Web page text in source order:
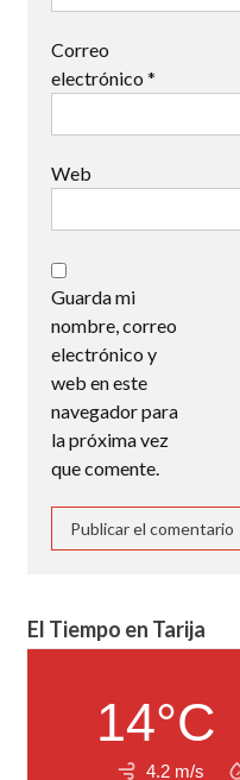
Correo
electrónico *
Web
Guarda mi
nombre, correo
electrónico y
web en este
navegador para
la próxima vez
que comente.
El Tiempo en Tarija
14°C
4.2 m/s